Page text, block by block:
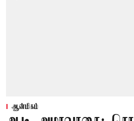
ஆன்மிகம்